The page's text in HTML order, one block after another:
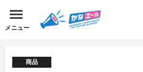
メニュー
商品